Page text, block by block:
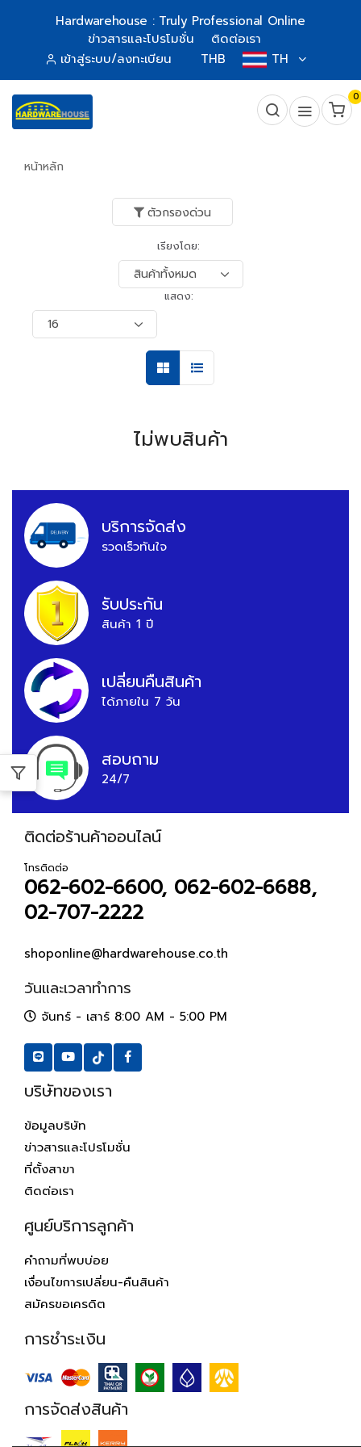
Hardwarehouse : Truly Professional Online
ข่าวสารและโปรโมชั่น
ติดต่อเรา
เข้าสู่ระบบ/ลงทะเบียน
THB TH
0
หน้าหลัก
ตัวกรองด่วน
เรียงโดย:
แสดง:
ไม่พบสินค้า
บริการจัดส่ง
รวดเร็วทันใจ
รับประกัน
สินค้า 1 ปี
เปลี่ยนคืนสินค้า
ได้ภายใน 7 วัน
สอบถาม
24/7
ติดต่อร้านค้าออนไลน์
โทรติดต่อ
062-602-6600, 062-602-6688,
02-707-2222
shoponline@hardwarehouse.co.th
วันและเวลาทำการ
จันทร์ - เสาร์ 8:00 AM - 5:00 PM
บริษัทของเรา
ข้อมูลบริษัท
ข่าวสารและโปรโมชั่น
ที่ตั้งสาขา
ติดต่อเรา
ศูนย์บริการลูกค้า
คำถามที่พบบ่อย
เงื่อนไขการเปลี่ยน-คืนสินค้า
สมัครขอเครดิต
การชำระเงิน
การจัดส่งสินค้า